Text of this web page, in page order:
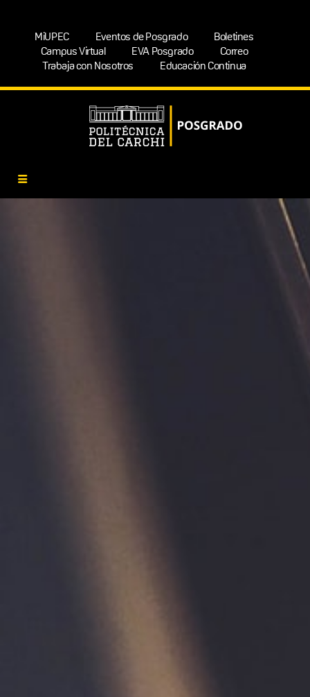
MiUPEC Eventos de Posgrado
Boletines
Campus Virtual
EVA Posgrado
Correo
Trabaja con Nosotros
Educación Continua